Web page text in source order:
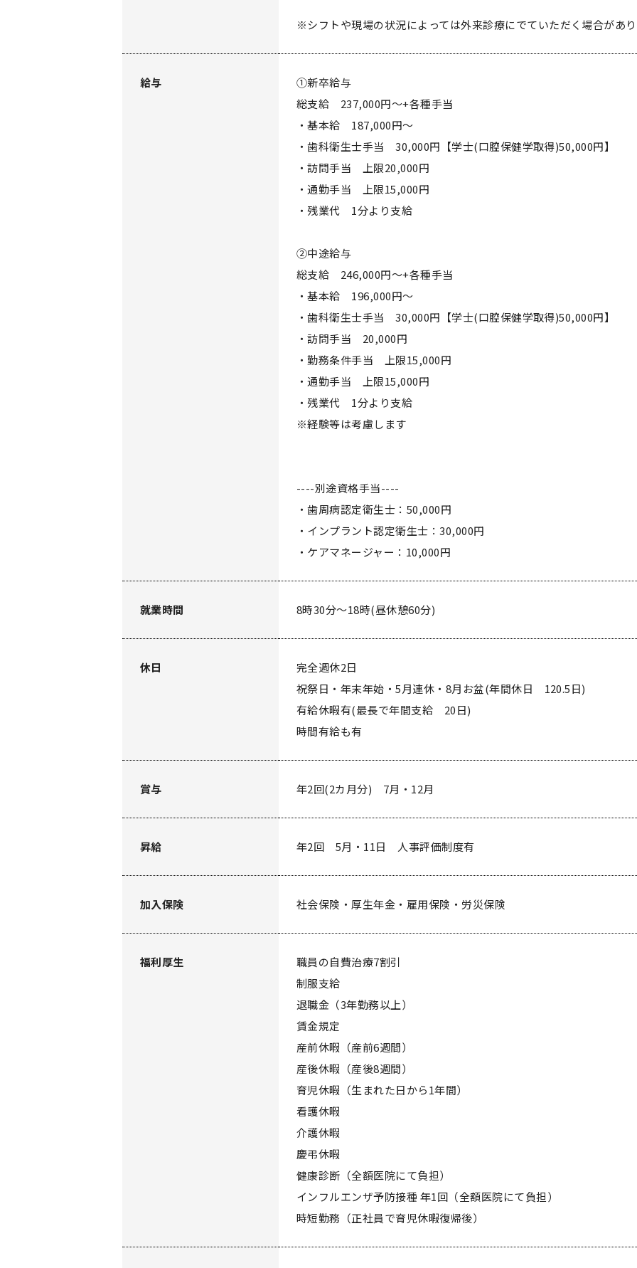
※シフトや現場の状況によっては外来診療にでていただく場合があ
給与
①新卒給与
総支給 237,000円～+各種手当
・基本給 187,000円～
・歯科衛生士手当 30,000円【学士(口腔保健学取得)50,000円】
・訪問手当 上限20,000円
・通勤手当 上限15,000円
・残業代 1分より支給
②中途給与
総支給 246,000円～+各種手当
・基本給 196,000円～
・歯科衛生士手当 30,000円【学士(口腔保健学取得)50,000円】
・訪問手当 20,000円
・勤務条件手当 上限15,000円
・通勤手当 上限15,000円
・残業代 1分より支給
※経験等は考慮します
----別途資格手当----
・歯周病認定衛生士：50,000円
・インプラント認定衛生士：30,000円
・ケアマネージャー：10,000円
就業時間 8時30分～18時(昼休憩60分)
休日
完全週休2日
祝祭日・年末年始・5月連休・8月お盆(年間休日 120.5日)
有給休暇有(最長で年間支給 20日)
時間有給も有
賞与 年2回(2カ月分) 7月・12月
昇給 年2回 5月・11日 人事評価制度有
加入保険 社会保険・厚生年金・雇用保険・労災保険
福利厚生
職員の自費治療7割引
制服支給
退職金（3年勤務以上）
賃金規定
産前休暇（産前6週間）
産後休暇（産後8週間）
育児休暇（生まれた日から1年間）
看護休暇
介護休暇
慶弔休暇
健康診断（全額医院にて負担）
インフルエンザ予防接種 年1回（全額医院にて負担）
時短勤務（正社員で育児休暇復帰後）